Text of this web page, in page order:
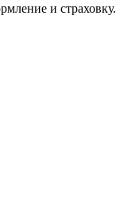
и страховку.